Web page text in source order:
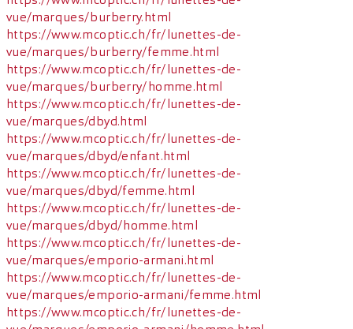
vue/marques/burberry.html
https://www.mcoptic.ch/fr/lunettes-de-
vue/marques/burberry/femme.html
https://www.mcoptic.ch/fr/lunettes-de-
vue/marques/burberry/homme.html
https://www.mcoptic.ch/fr/lunettes-de-
vue/marques/dbyd.html
https://www.mcoptic.ch/fr/lunettes-de-
vue/marques/dbyd/enfant.html
https://www.mcoptic.ch/fr/lunettes-de-
vue/marques/dbyd/femme.html
https://www.mcoptic.ch/fr/lunettes-de-
vue/marques/dbyd/homme.html
https://www.mcoptic.ch/fr/lunettes-de-
vue/marques/emporio-armani.html
https://www.mcoptic.ch/fr/lunettes-de-
vue/marques/emporio-armani/femme.html
https://www.mcoptic.ch/fr/lunettes-de-